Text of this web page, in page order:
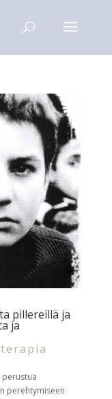
pillereillä ja
ja
perehtymiseen